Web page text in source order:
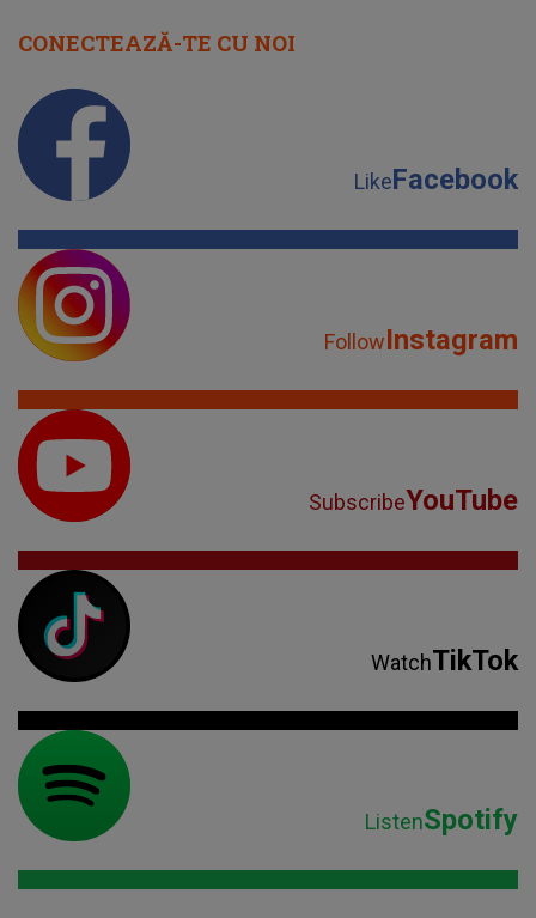
CONECTEAZĂ-TE CU NOI
LikeFacebook
FollowInstagram
SubscribeYouTube
WatchTikTok
ListenSpotify